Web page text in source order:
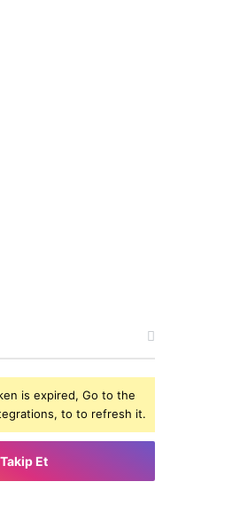
is expired, Go to the
to to refresh it.
Et